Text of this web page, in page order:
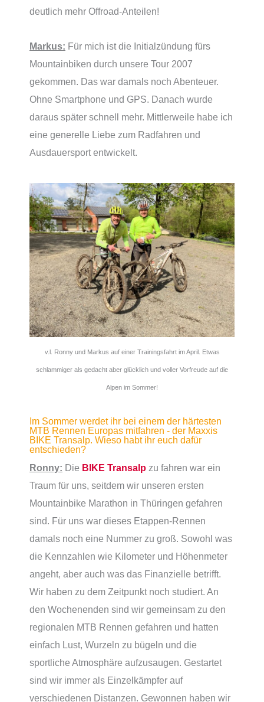
deutlich mehr Offroad-Anteilen!
Markus: Für mich ist die Initialzündung fürs
Mountainbiken durch unsere Tour 2007
gekommen. Das war damals noch Abenteuer.
Ohne Smartphone und GPS. Danach wurde
daraus später schnell mehr. Mittlerweile habe ich
eine generelle Liebe zum Radfahren und
Ausdauersport entwickelt.
v.l. Ronny und Markus auf einer Trainingsfahrt im April. Etwas
schlammiger als gedacht aber glücklich und voller Vorfreude auf die
Alpen im Sommer!
Im Sommer werdet ihr bei einem der härtesten
MTB Rennen Europas mitfahren - der Maxxis
BIKE Transalp. Wieso habt ihr euch dafür
entschieden?
Ronny: Die BIKE Transalp zu fahren war ein
Traum für uns, seitdem wir unseren ersten
Mountainbike Marathon in Thüringen gefahren
sind. Für uns war dieses Etappen-Rennen
damals noch eine Nummer zu groß. Sowohl was
die Kennzahlen wie Kilometer und Höhenmeter
angeht, aber auch was das Finanzielle betrifft.
Wir haben zu dem Zeitpunkt noch studiert. An
den Wochenenden sind wir gemeinsam zu den
regionalen MTB Rennen gefahren und hatten
einfach Lust, Wurzeln zu bügeln und die
sportliche Atmosphäre aufzusaugen. Gestartet
sind wir immer als Einzelkämpfer auf
verschiedenen Distanzen. Gewonnen haben wir